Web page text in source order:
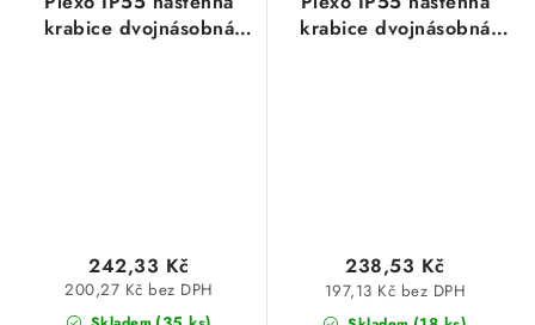
krabice dvojnásobná
200,27 Kč bez DPH
242,33 Kč
krabice dvojnásobná
197,13 Kč bez DPH
238,53 Kč